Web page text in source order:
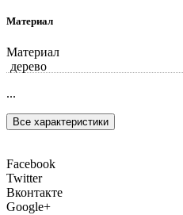
Материал
Материал
дерево
...
Все характеристики
Facebook
Twitter
Вконтакте
Google+